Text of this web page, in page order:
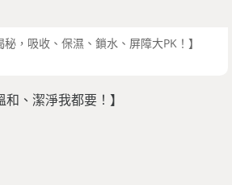
秘，吸收、保濕、鎖水、屏障大PK！】